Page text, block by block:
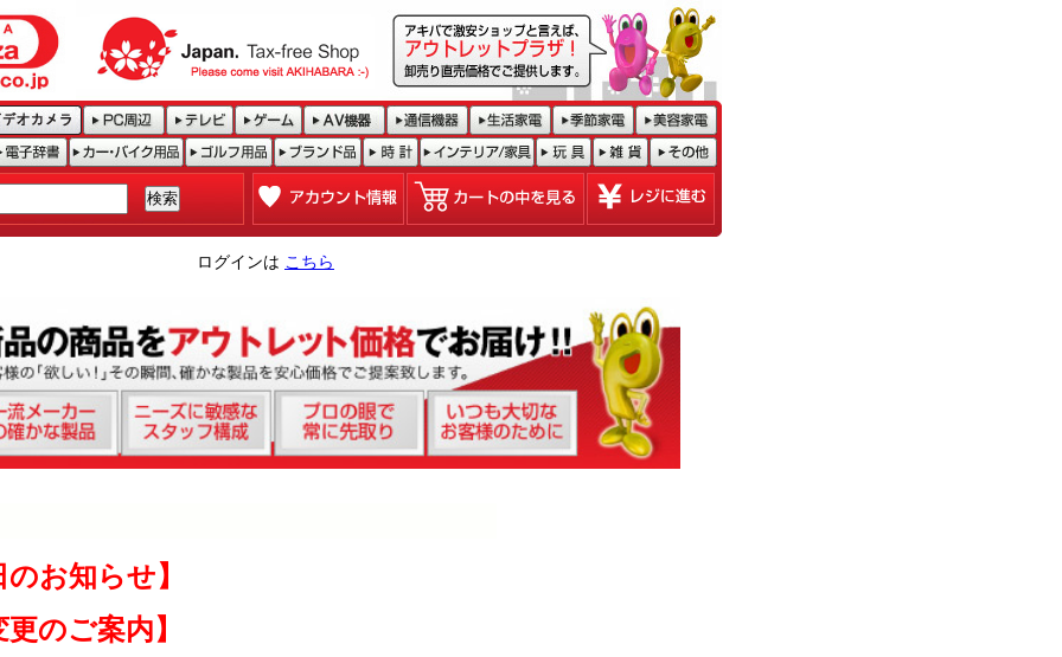
ログインは こちら
お知らせ】
のご案内】